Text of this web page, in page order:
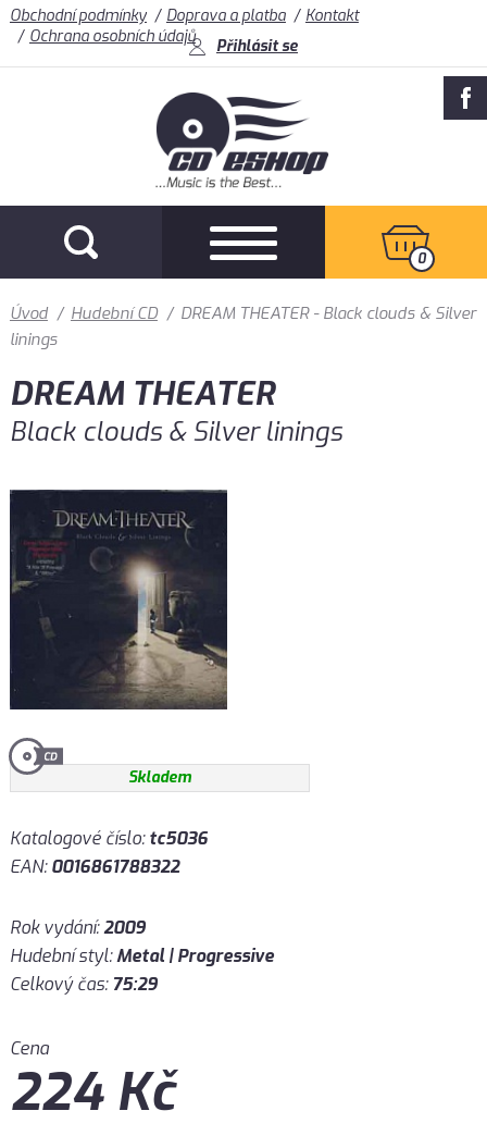
Obchodní podmínky Doprava a platba
Kontakt
Ochrana osobních údajů
Přihlásit se
0
Úvod / Hudební CD / DREAM THEATER - Black clouds & Silver
linings
DREAM THEATER
Black clouds & Silver linings
Skladem
Katalogové číslo:tc5036
EAN:0016861788322
Rok vydání:2009
Hudební styl:Metal | Progressive
Celkový čas: 75:29
Cena
224Kč